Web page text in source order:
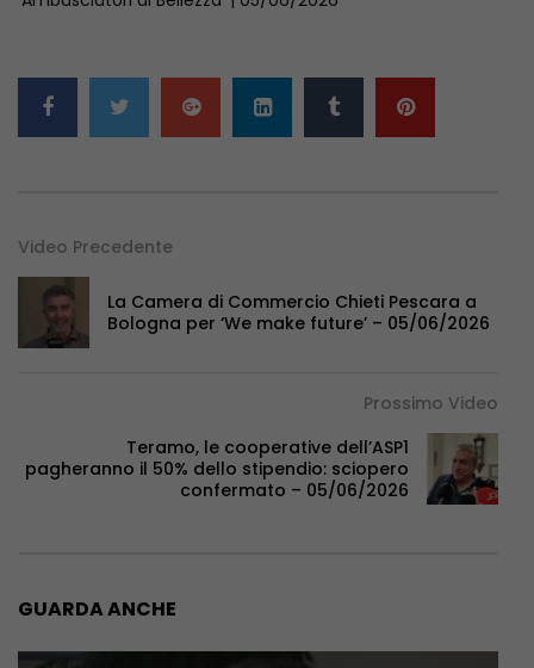
Video Precedente
La Camera di Commercio Chieti Pescara a
Bologna per ‘We make future’ – 05/06/2026
Prossimo Video
Teramo, le cooperative dell’ASP1
pagheranno il 50% dello stipendio: sciopero
confermato – 05/06/2026
GUARDA ANCHE